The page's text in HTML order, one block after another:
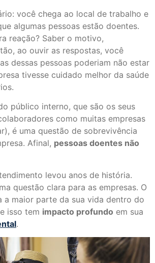
você chega ao local de trabalho e
algumas pessoas estão doentes.
reação? Saber o motivo,
ao ouvir as respostas, você
dessas pessoas poderiam não estar
tivesse cuidado melhor da saúde
público interno, que são os seus
como muitas empresas
é uma questão de sobrevivência
Afinal, pessoas doentes não
levou anos de história.
questão clara para as empresas. O
a maior parte da sua vida dentro do
isso tem impacto profundo em sua
.